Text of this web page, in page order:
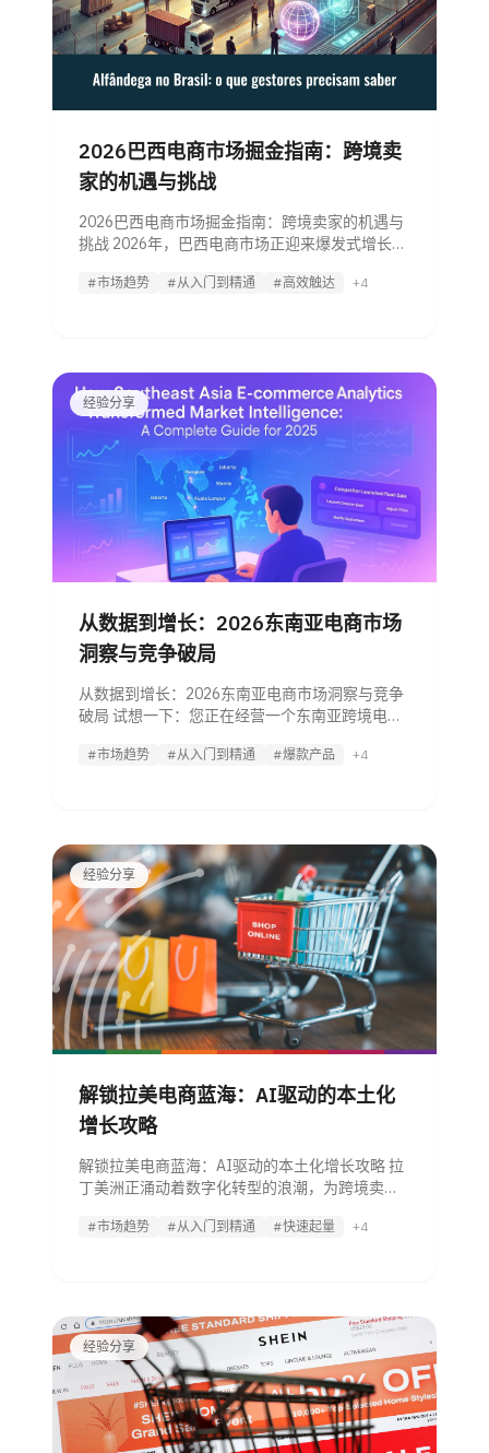
2026巴西电商市场掘金指南：跨境卖
家的机遇与挑战
2026巴西电商市场掘金指南：跨境卖家的机遇与
挑战 2026年，巴西电商市场正迎来爆发式增长，
括： 市场规模：预计2026年电商交易总额将突破
#市场趋势 #从入门到精通 #高效触达 +4
经验分享
从数据到增长：2026东南亚电商市场
洞察与竞争破局
从数据到增长：2026东南亚电商市场洞察与竞争
破局 试想一下：您正在经营一个东南亚跨境电商
闪购活动正在侵蚀您的市场份额。当您的团队还
#市场趋势 #从入门到精通 #爆款产品 +4
经验分享
解锁拉美电商蓝海：AI驱动的本土化
增长攻略
解锁拉美电商蓝海：AI驱动的本土化增长攻略 拉
丁美洲正涌动着数字化转型的浪潮，为跨境卖家
高度数字化和互联网普及率的快速提升，该地区
#市场趋势 #从入门到精通 #快速起量 +4
经验分享